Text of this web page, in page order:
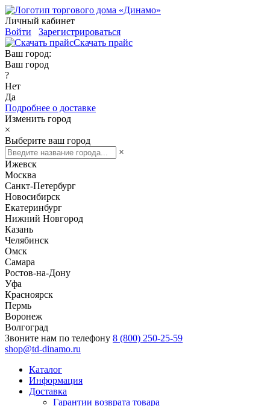
Личный кабинет
Войти
Зарегистрироваться
Скачать прайс
Ваш город:
Ваш город
?
Нет
Да
Подробнее о доставке
Изменить город
×
Выберите ваш город
×
Ижевск
Москва
Санкт-Петербург
Новосибирск
Екатеринбург
Нижний Новгород
Казань
Челябинск
Омск
Самара
Ростов-на-Дону
Уфа
Красноярск
Пермь
Воронеж
Волгоград
Звоните нам по телефону 8 (800) 250-25-59
shop@td-dinamo.ru
Каталог
Информация
Доставка
Гарантии возврата товара